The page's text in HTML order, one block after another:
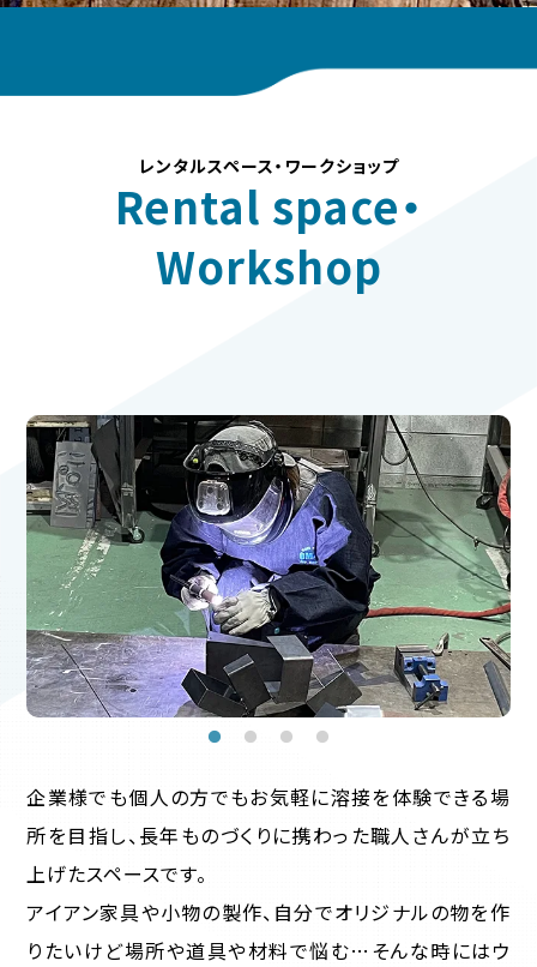
レンタルスペース・ワークショップ
Rental space・
Workshop
企業様でも個人の方でもお気軽に溶接を体験できる場
所を目指し、長年ものづくりに携わった職人さんが立ち
上げたスペースです。
アイアン家具や小物の製作、自分でオリジナルの物を作
りたいけど場所や道具や材料で悩む…そんな時にはウ